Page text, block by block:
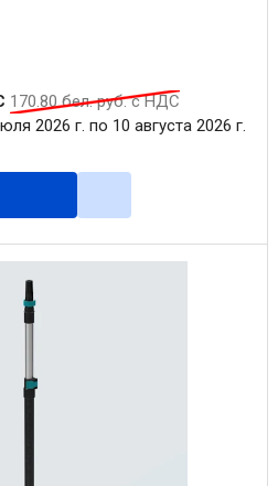
170.80бел. руб. с НДС
2026 г. по 10 августа 2026 г.